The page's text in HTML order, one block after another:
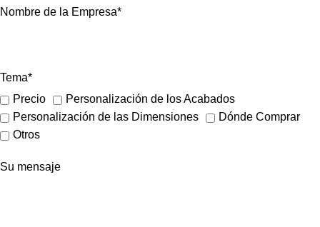
Nombre de la Empresa*
Tema*
Precio
Personalización de los Acabados
Personalización de las Dimensiones
Dónde Comprar
Otros
Su mensaje